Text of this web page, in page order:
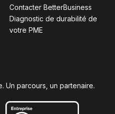
Contacter BetterBusiness
Diagnostic de durabilité de
votre PME
Un parcours, un partenaire.